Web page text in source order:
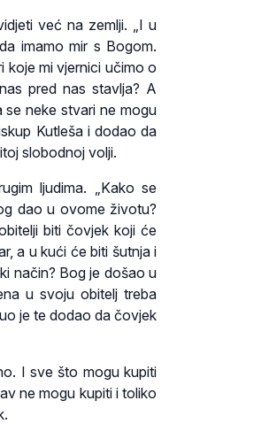
već na zemlji. „I u
imamo mir s Bogom.
koje mi vjernici učimo o
pred nas stavlja? A
neke stvari ne mogu
Kutleša i dodao da
slobodnoj volji.
ljudima. „Kako se
dao u ovome životu?
biti čovjek koji će
a u kući će biti šutnja i
način? Bog je došao u
u svoju obitelj treba
je te dodao da čovjek
I sve što mogu kupiti
ne mogu kupiti i toliko